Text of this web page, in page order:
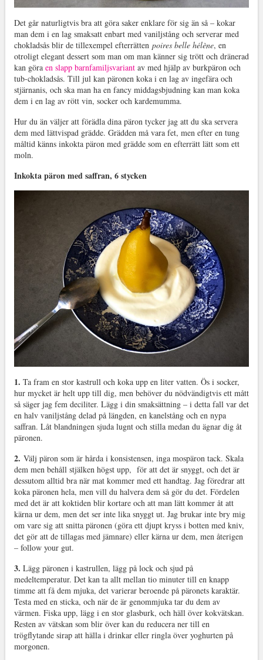
Det går naturligtvis bra att göra saker enklare för sig än så – kokar
man dem i en lag smaksatt enbart med vaniljstång och serverar med
chokladsås blir de tillexempel efterrätten poires belle hélène, en
otroligt elegant dessert som man om man känner sig trött och dränerad
kan göra en slapp barnfamiljsvariantav med hjälp av burkpäron och
tub-chokladsås. Till jul kan päronen koka i en lag av ingefära och
stjärnanis, och ska man ha en fancy middagsbjudning kan man koka
dem i en lag av rött vin, socker och kardemumma.
Hur du än väljer att förädla dina päron tycker jag att du ska servera
dem med lättvispad grädde. Grädden må vara fet, men efter en tung
måltid känns inkokta päron med grädde som en efterrätt lätt som ett
moln.
Inkokta päron med saffran, 6 stycken
1. Ta fram en stor kastrull och koka upp en liter vatten. Ös i socker,
hur mycket är helt upp till dig, men behöver du nödvändigtvis ett mått
så säger jag fem deciliter. Lägg i din smaksättning – i detta fall var det
en halv vaniljstång delad på längden, en kanelstång och en nypa
saffran. Låt blandningen sjuda lugnt och stilla medan du ägnar dig åt
päronen.
2. Välj päron som är hårda i konsistensen, inga mospäron tack. Skala
dem men behåll stjälken högst upp, för att det är snyggt, och det är
dessutom alltid bra när mat kommer med ett handtag. Jag föredrar att
koka päronen hela, men vill du halvera dem så gör du det. Fördelen
med det är att koktiden blir kortare och att man lätt kommer åt att
kärna ur dem, men det ser inte lika snyggt ut. Jag brukar inte bry mig
om vare sig att snitta päronen (göra ett djupt kryss i botten med kniv,
det gör att de tillagas med jämnare) eller kärna ur dem, men återigen
– follow your gut.
3. Lägg päronen i kastrullen, lägg på lock och sjud på
medeltemperatur. Det kan ta allt mellan tio minuter till en knapp
timme att få dem mjuka, det varierar beroende på päronets karaktär.
Testa med en sticka, och när de är genommjuka tar du dem av
värmen. Fiska upp, lägg i en stor glasburk, och häll över kokvätskan.
Resten av vätskan som blir över kan du reducera ner till en
trögflytande sirap att hälla i drinkar eller ringla över yoghurten på
morgonen.